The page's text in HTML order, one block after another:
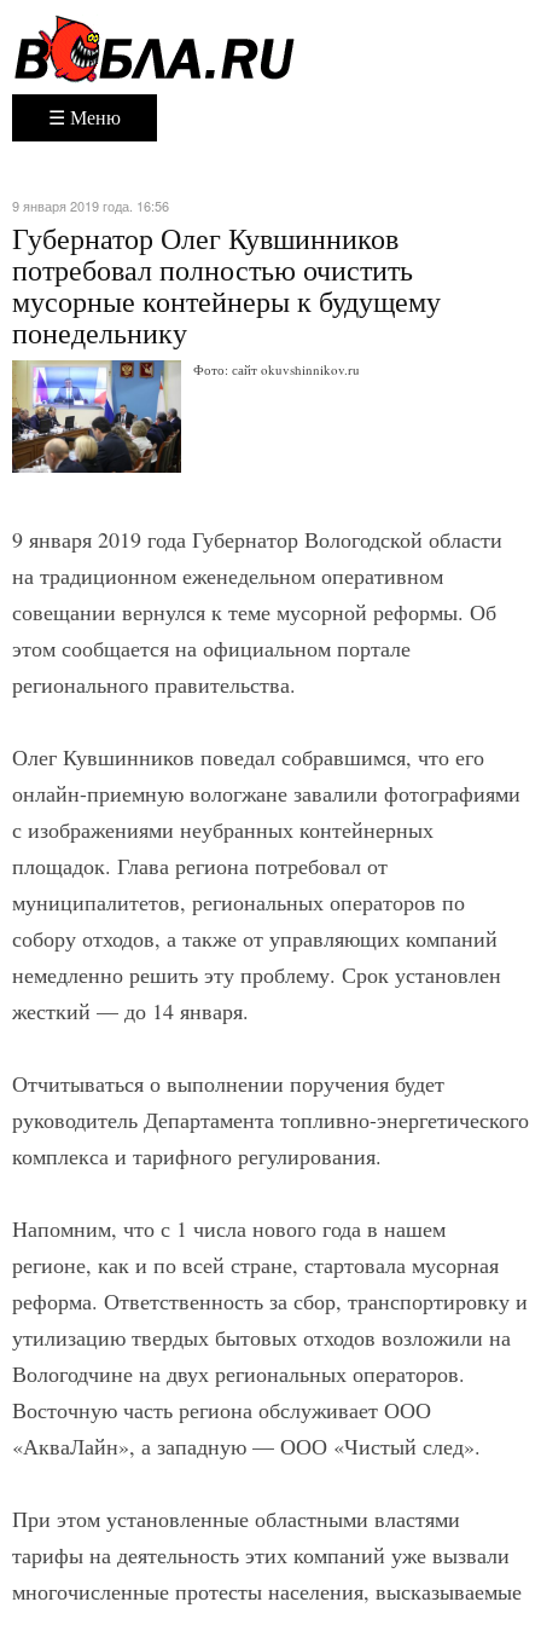
☰ Меню
9 января 2019 года. 16:56
Губернатор Олег Кувшинников
потребовал полностью очистить
мусорные контейнеры к будущему
понедельнику
Фото: сайт okuvshinnikov.ru
9 января 2019 года Губернатор Вологодской области
на традиционном еженедельном оперативном
совещании вернулся к теме мусорной реформы. Об
этом сообщается на официальном портале
регионального правительства.
Олег Кувшинников поведал собравшимся, что его
онлайн-приемную вологжане завалили фотографиями
с изображениями неубранных контейнерных
площадок. Глава региона потребовал от
муниципалитетов, региональных операторов по
собору отходов, а также от управляющих компаний
немедленно решить эту проблему. Срок установлен
жесткий — до 14 января.
Отчитываться о выполнении поручения будет
руководитель Департамента топливно-энергетического
комплекса и тарифного регулирования.
Напомним, что с 1 числа нового года в нашем
регионе, как и по всей стране, стартовала мусорная
реформа. Ответственность за сбор, транспортировку и
утилизацию твердых бытовых отходов возложили на
Вологодчине на двух региональных операторов.
Восточную часть региона обслуживает ООО
«АкваЛайн», а западную — ООО «Чистый след».
При этом установленные областными властями
тарифы на деятельность этих компаний уже вызвали
многочисленные протесты населения, высказываемые